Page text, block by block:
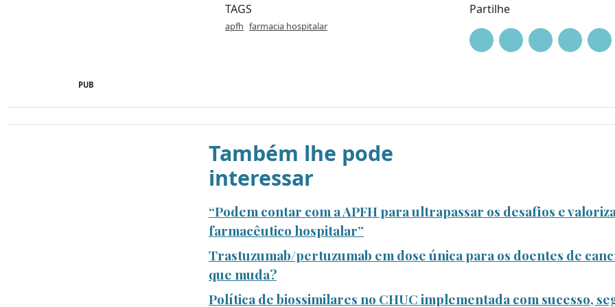
TAGS
apfh farmacia hospitalar
Partilhe
PUB
Também lhe pode
interessar
“Podem contar com a APFH para ultrapassar os desafios e
farmacêutico hospitalar”
Trastuzumab/pertuzumab em dose única para os doentes de
que muda?
Política de biossimilares no CHUC implementada com sucesso,